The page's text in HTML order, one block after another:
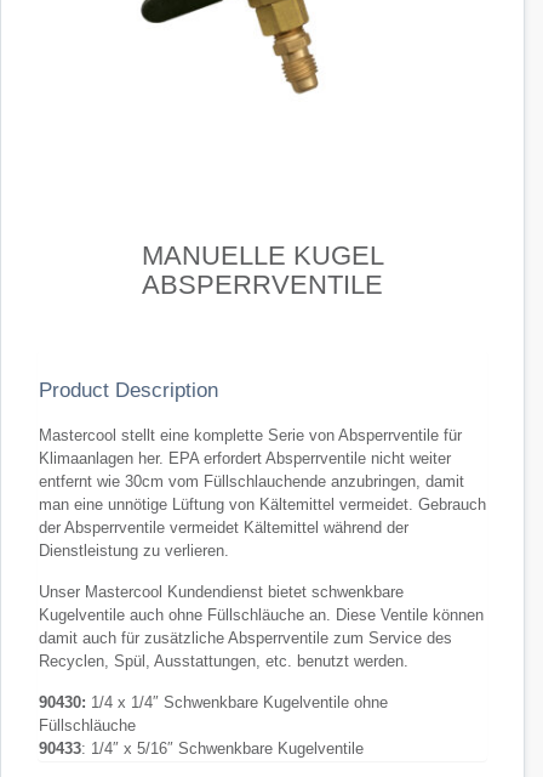
MANUELLE KUGEL
ABSPERRVENTILE
Product Description
Mastercool stellt eine komplette Serie von Absperrventile für
Klimaanlagen her. EPA erfordert Absperrventile nicht weiter
entfernt wie 30cm vom Füllschlauchende anzubringen, damit
man eine unnötige Lüftung von Kältemittel vermeidet. Gebrauch
der Absperrventile vermeidet Kältemittel während der
Dienstleistung zu verlieren.
Unser Mastercool Kundendienst bietet schwenkbare
Kugelventile auch ohne Füllschläuche an. Diese Ventile können
damit auch für zusätzliche Absperrventile zum Service des
Recyclen, Spül, Ausstattungen, etc. benutzt werden.
90430: 1/4 x 1/4″ Schwenkbare Kugelventile ohne
Füllschläuche
90433: 1/4″ x 5/16″ Schwenkbare Kugelventile